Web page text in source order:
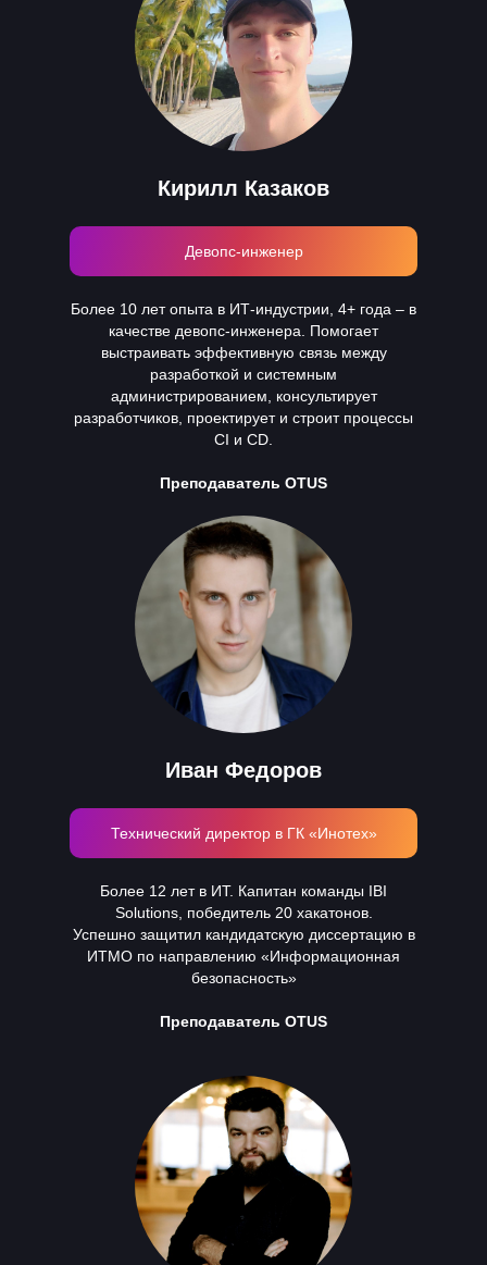
Девопс-инженер
Кирилл Казаков
Более 10 лет опыта в ИТ-индустрии, 4+ года – в
качестве девопс-инженера. Помогает
выстраивать эффективную связь между
разработкой и системным
администрированием, консультирует
разработчиков, проектирует и строит процессы
CI и CD.
Преподаватель OTUS
Технический директор в ГК «Инотех»
Иван Федоров
Более 12 лет в ИТ. Капитан команды IBI
Solutions, победитель 20 хакатонов.
Успешно защитил кандидатскую диссертацию в
ИТМО по направлению «Информационная
безопасность»
Преподаватель OTUS